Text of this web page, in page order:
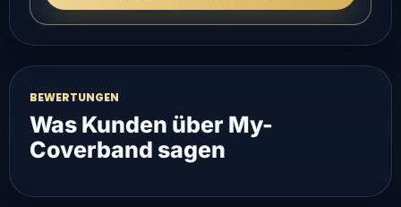
BEWERTUNGEN
Was Kunden über My-
Coverband sagen